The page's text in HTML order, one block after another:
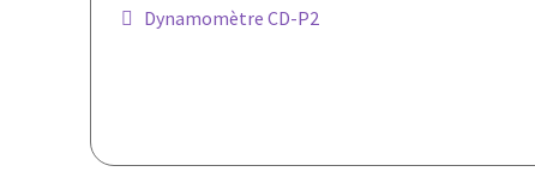
Navigation
Article
Dynamomètre CD-P2